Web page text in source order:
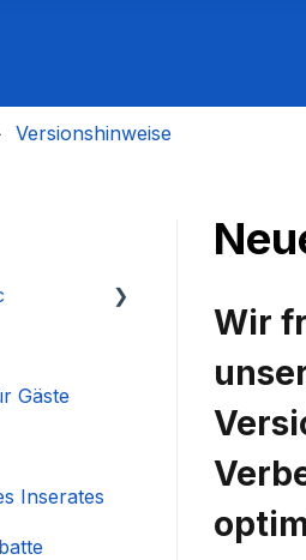
Versionshinweise
Wir
Gäste
Inserates